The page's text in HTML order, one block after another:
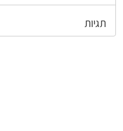
תגיות